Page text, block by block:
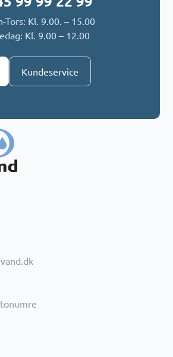
Tors: Kl. 9.00. – 15.00
Kl. 9.00 – 12.00
Kundeservice